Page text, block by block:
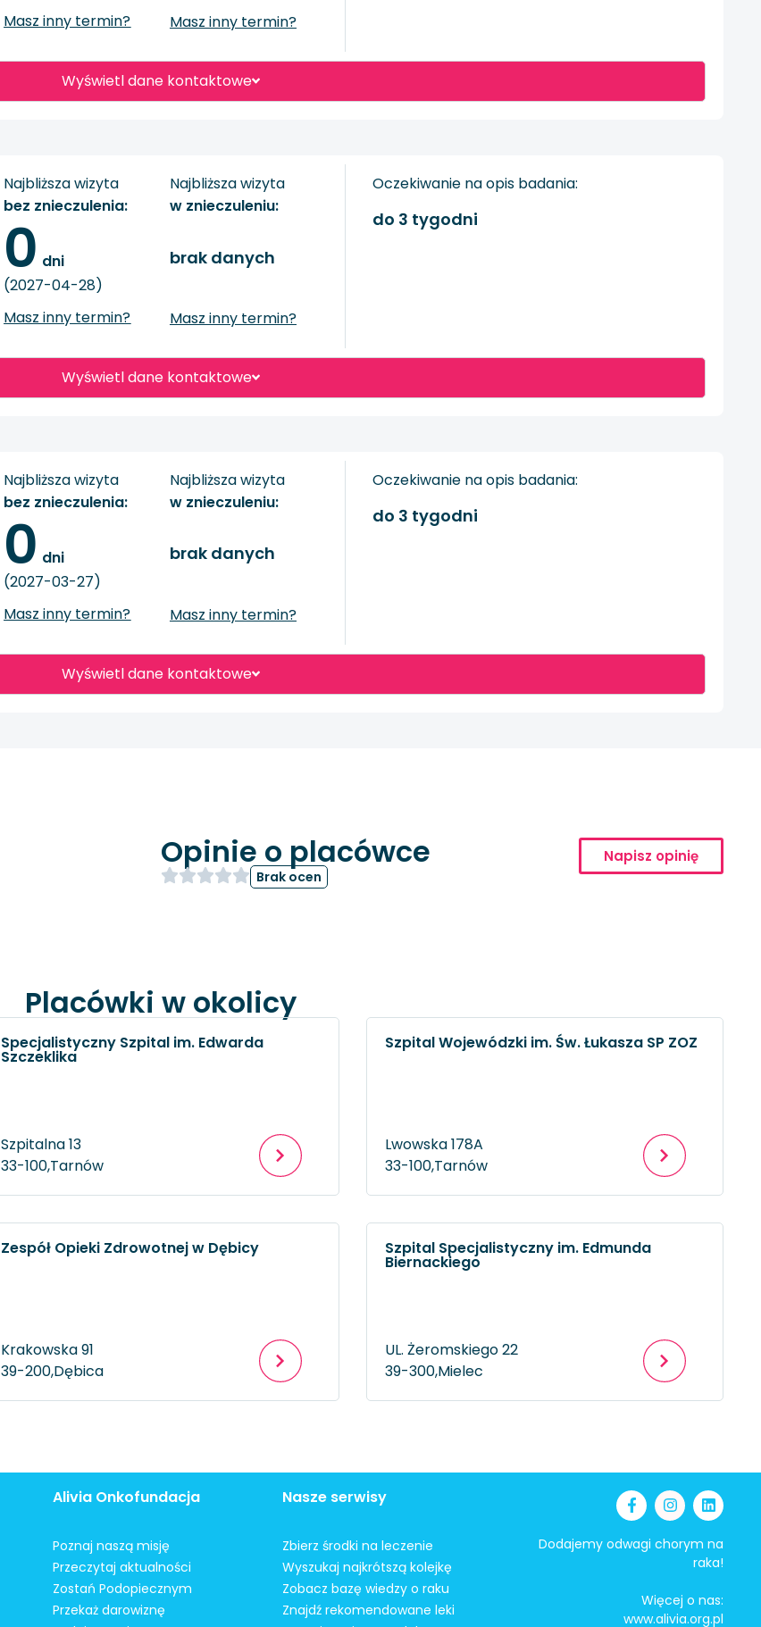
Wyświetl dane kontaktowe
Masz inny termin?
Masz inny termin?
Wyświetl dane kontaktowe
Najbliższa wizyta
bez znieczulenia:
0 dni
(2027-04-28)
Masz inny termin?
Najbliższa wizyta
w znieczuleniu:
brak danych
Masz inny termin?
Oczekiwanie na opis badania:
do 3 tygodni
Wyświetl dane kontaktowe
Najbliższa wizyta
bez znieczulenia:
0 dni
(2027-03-27)
Masz inny termin?
Najbliższa wizyta
w znieczuleniu:
brak danych
Masz inny termin?
Oczekiwanie na opis badania:
do 3 tygodni
Opinie o placówce
Brak ocen
Napisz opinię
Placówki w okolicy
Specjalistyczny Szpital im. Edwarda
Szczeklika
Szpitalna 13
33-100,Tarnów
Szpital Wojewódzki im. Św. Łukasza SP ZOZ
Lwowska 178A
33-100,Tarnów
Zespół Opieki Zdrowotnej w Dębicy
Krakowska 91
39-200,Dębica
Szpital Specjalistyczny im. Edmunda
Biernackiego
UL. Żeromskiego 22
39-300,Mielec
Alivia Onkofundacja
Poznaj naszą misję
Przeczytaj aktualności
Zostań Podopiecznym
Przekaż darowiznę
Nasze serwisy
Zbierz środki na leczenie
Wyszukaj najkrótszą kolejkę
Zobacz bazę wiedzy o raku
Znajdź rekomendowane leki
Dodajemy odwagi chorym na
raka!
Więcej o nas:
www.alivia.org.pl